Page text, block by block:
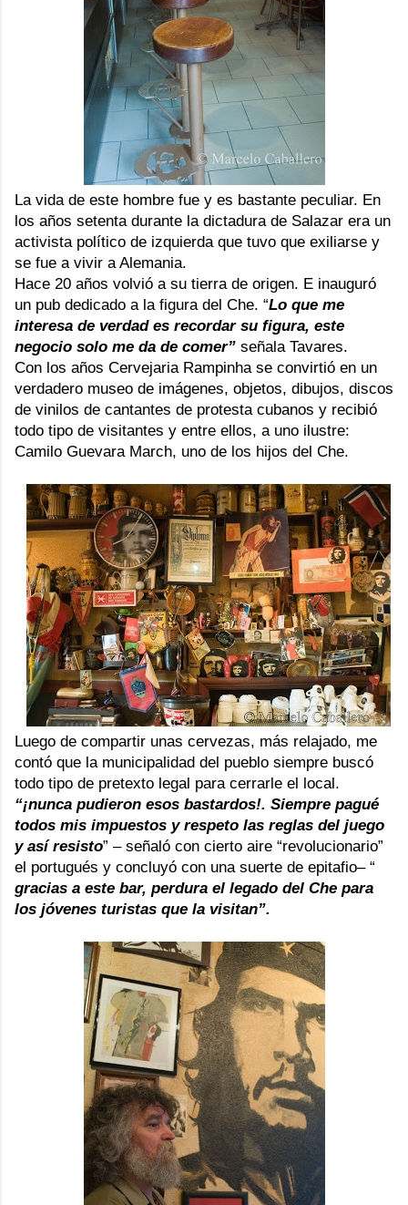
La vida de este hombre fue y es bastante peculiar. En
los años setenta durante la dictadura de Salazar era un
activista político de izquierda que tuvo que exiliarse y
se fue a vivir a Alemania.
Hace 20 años volvió a su tierra de origen. E inauguró
un pub dedicado a la figura del Che. “Lo que me
interesa de verdad es recordar su figura, este
negocio solo me da de comer” señala Tavares.
Con los años Cervejaria Rampinhase convirtió en un
verdadero museo de imágenes, objetos, dibujos, discos
de vinilos de cantantes de protesta cubanos y recibió
todo tipo de visitantes y entre ellos, a uno ilustre:
Camilo Guevara March, uno de los hijos del Che.
Luego de compartir unas cervezas, más relajado, me
contó que la municipalidad del pueblo siempre buscó
todo tipo de pretexto legal para cerrarle el local.
“¡nunca pudieron esos bastardos!. Siempre pagué
todos mis impuestos y respeto las reglas del juego
y así resisto” – señaló con cierto aire “revolucionario”
el portugués y concluyó con una suerte de epitafio– “
gracias a este bar, perdura el legado del Che para
los jóvenes turistas que la visitan”.